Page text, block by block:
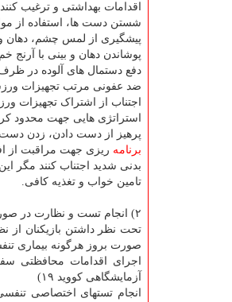
اقدامات بهداشتی و ترغیب
شستن دست ها، استفاده از
پیشگیری از لمس چشم، دهان و
پوشاندن دهان و بینی با
دفع دستمال های آلوده در
ضد عفونی مرتب تجهیزات
اجتناب از اشتراک تجهیزات
استراتژی هایی جهت محدود
پرهیز از دست دادن، زدن دست
برنامه ریزی جهت مراقبت از
بدنی شدید اجتناب کنند مگر
تامین خواب و تغذیه کافی.
۲) انجام تست و نظارت در صورت لزوم
تحت نظر داشتن بازیکنان از
صورت بروز هرگونه بیماری
اجرای اقدامات محافظتی
آزمایشگاهی کووید ۱۹)
انجام تستهای اختصاصی